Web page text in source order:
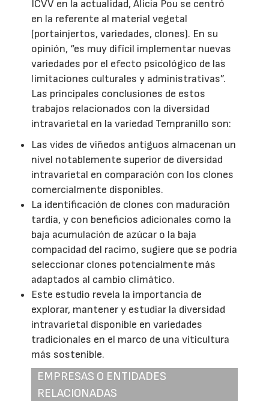
ICVV en la actualidad, Alicia Pou se centró
en la referente al material vegetal
(portainjertos, variedades, clones). En su
opinión, “es muy difícil implementar nuevas
variedades por el efecto psicológico de las
limitaciones culturales y administrativas”.
Las principales conclusiones de estos
trabajos relacionados con la diversidad
intravarietal en la variedad Tempranillo son:
Las vides de viñedos antiguos almacenan un
nivel notablemente superior de diversidad
intravarietal en comparación con los clones
comercialmente disponibles.
La identificación de clones con maduración
tardía, y con beneficios adicionales como la
baja acumulación de azúcar o la baja
compacidad del racimo, sugiere que se podría
seleccionar clones potencialmente más
adaptados al cambio climático.
Este estudio revela la importancia de
explorar, mantener y estudiar la diversidad
intravarietal disponible en variedades
tradicionales en el marco de una viticultura
más sostenible.
EMPRESAS O ENTIDADES
RELACIONADAS